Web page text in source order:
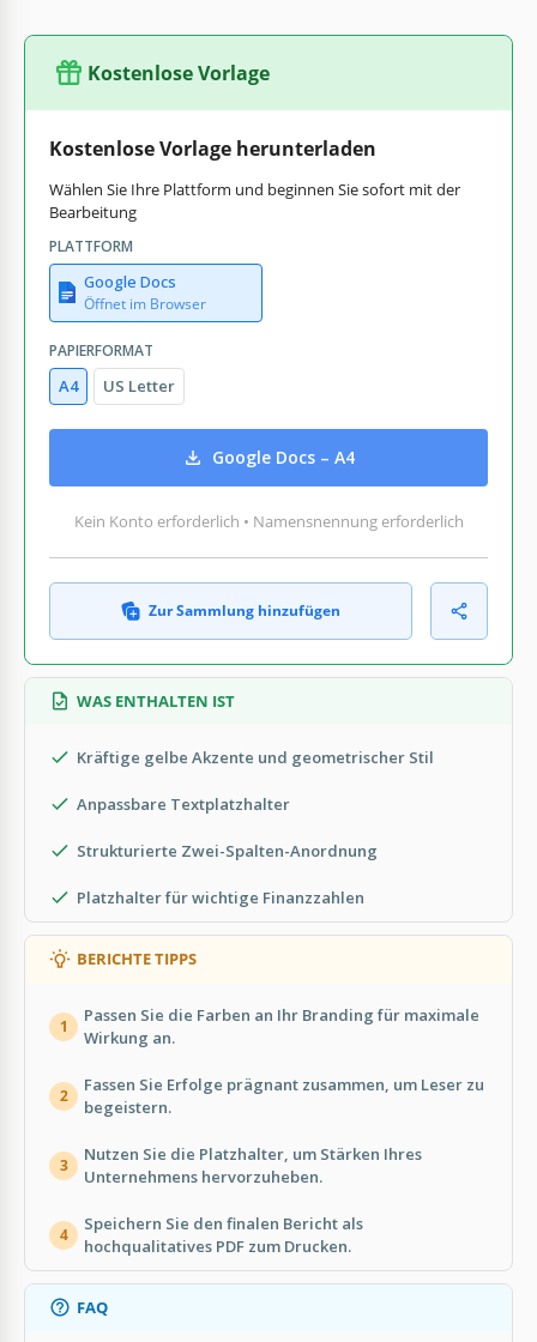
Kostenlose Vorlage
Kostenlose Vorlage herunterladen
Wählen Sie Ihre Plattform und beginnen Sie sofort mit der
Bearbeitung
PLATTFORM
Google Docs
Öffnet im Browser
PAPIERFORMAT
A4 US Letter
Google Docs – A4
Kein Konto erforderlich • Namensnennung erforderlich
Zur Sammlung hinzufügen
WAS ENTHALTEN IST
Kräftige gelbe Akzente und geometrischer Stil
Anpassbare Textplatzhalter
Strukturierte Zwei-Spalten-Anordnung
Platzhalter für wichtige Finanzzahlen
BERICHTE TIPPS
1
Passen Sie die Farben an Ihr Branding für maximale
Wirkung an.
2
Fassen Sie Erfolge prägnant zusammen, um Leser zu
begeistern.
3
Nutzen Sie die Platzhalter, um Stärken Ihres
Unternehmens hervorzuheben.
4
Speichern Sie den finalen Bericht als
hochqualitatives PDF zum Drucken.
FAQ